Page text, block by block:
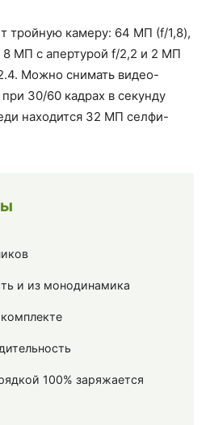
тройную камеру: 64 МП (f/1,8),
8 МП с апертурой f/2,2 и 2 МП
Можно снимать видео-
30/60 кадрах в секунду
находится 32 МП селфи-
и из монодинамика
100% заряжается